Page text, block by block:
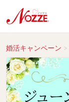
婚活キャンペーン